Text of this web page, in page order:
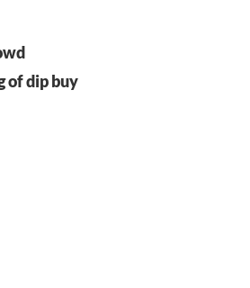
of dip buy